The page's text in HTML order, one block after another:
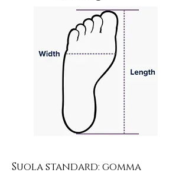
Suola standard: gomma